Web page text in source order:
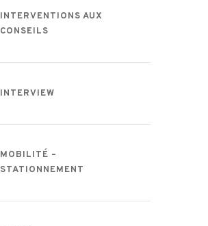
INTERVENTIONS AUX
CONSEILS
INTERVIEW
MOBILITÉ –
STATIONNEMENT